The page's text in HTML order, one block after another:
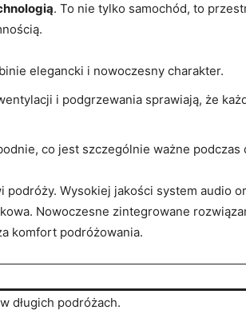
. To nie tylko ⁤samochód, to
elegancki i​ nowoczesny charakter.
​i podgrzewania sprawiają, że
co jest szczególnie ⁤ważne podczas
Wysokiej jakości system⁣ audio
​Nowoczesne zintegrowane
komfort ⁢podróżowania.
długich podróżach.